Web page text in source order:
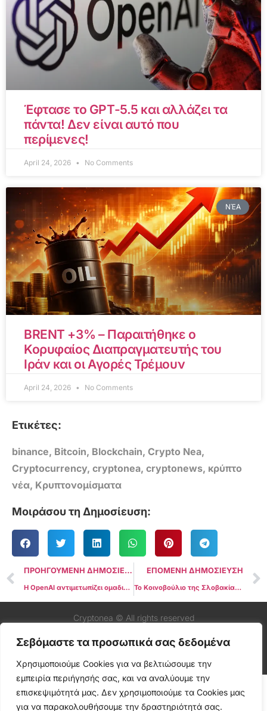
Σεβόμαστε τα προσωπικά σας δεδομένα
Χρησιμοποιούμε Cookies για να βελτιώσουμε την
εμπειρία περιήγησής σας, και να αναλύουμε την
επισκεψιμότητά μας. Δεν χρησιμοποιούμε τα Cookies μας
για να παρακολουθήσουμε την δραστηριότητά σας.
Έφτασε το GPT-5.5 και αλλάζει τα
πάντα! Δεν είναι αυτό που
περίμενες!
April 24, 2026 No Comments
ΝΈΑ
BRENT +3% – Παραιτήθηκε ο
Κορυφαίος Διαπραγματευτής του
Ιράν και οι Αγορές Τρέμουν
April 24, 2026 No Comments
Ετικέτες:
binance, Bitcoin, Blockchain, Crypto Nea,
Cryptocurrency, cryptonea, cryptonews, κρύπτο
νέα, Κρυπτονομίσματα
Μοιράσου τη Δημοσίευση:
ΠΡΟΗΓΟΥΜΕΝΗ ΔΗΜΟΣΙΕΥΣΗ
Η OpenAI αντιμετωπίζει ομαδική αγωγή για κλοπή δεδομένων: Πληροφορίες για τη νομική πρόκληση του Δημιουργού ChatGPT
ΕΠΟΜΕΝΗ ΔΗΜΟΣΙΕΥΣΗ
Το Κοινοβούλιο της Σλοβακίας εγκρίνει μειωμένους φόρους στα κρυπτονομίσματα
Cryptonea © All rights reserved